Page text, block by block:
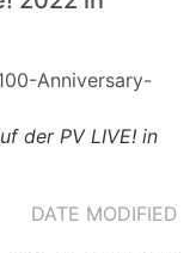
der PV LIVE! in
DATE MODIFIED